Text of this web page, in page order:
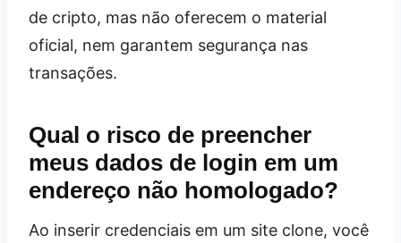
de cripto, mas não oferecem o material
oficial, nem garantem segurança nas
transações.
Qual o risco de preencher
meus dados de login em um
endereço não homologado?
Ao inserir credenciais em um site clone, você